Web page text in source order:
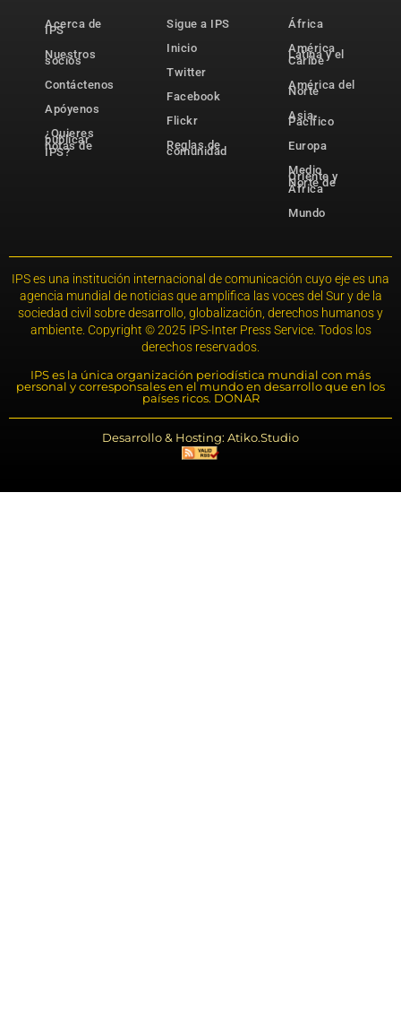
Acerca de
IPS
Nuestros
socios
Contáctenos
Apóyenos
¿Quieres
publicar
notas de
IPS?
Sigue a IPS
Inicio
Twitter
Facebook
Flickr
Reglas de
comunidad
África
América
Latina y el
Caribe
América del
Norte
Asia-
Pacífico
Europa
Medio
Oriente y
Norte de
África
Mundo
IPS es una institución internacional de comunicación cuyo eje es una
agencia mundial de noticias que amplifica las voces del Sur y de la
sociedad civil sobre desarrollo, globalización, derechos humanos y
ambiente. Copyright © 2025 IPS-Inter Press Service. Todos los
derechos reservados.
IPS es la única organización periodística mundial con más
personal y corresponsales en el mundo en desarrollo que en los
países ricos. DONAR
Desarrollo & Hosting: Atiko.Studio